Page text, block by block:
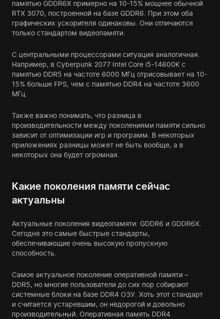
памятью GDDR6X примерно на 10-15% мощнее обычной
RTX 3070, построенной на базе GDDR6. При этом оба
графических ускорителя одинаковы. Они отличаются
только стандартом видеопамяти.
С центральными процессорами ситуация аналогичная.
Например, в Cyberpunk 2077 Intel Core i5-14600K с
памятью DDR5 на частоте 6000 МГц отрисовывает на 10-
15% больше FPS, чем с памятью DDR4 на частоте 3600
МГц.
Также важно понимать, что разница в
производительности между поколениями памяти сильно
зависит от оптимизации игр и программ. В некоторых
приложениях разницы может не быть вообще, а в
некоторых она будет огромная.
Какие поколения памяти сейчас
актуальны
Актуальные поколения видеопамяти: GDDR6 и GDDR6X.
Сегодня это самые быстрые стандарты,
обеспечивающие очень высокую пропускную
способность.
Самое актуальное поколение оперативной памяти –
DDR5, но многие пользователи до сих пор собирают
системные блоки на базе DDR4 ОЗУ. Хоть этот стандарт
и считается устаревшим, он недорогой и довольно
производительный. Оперативная память DDR4